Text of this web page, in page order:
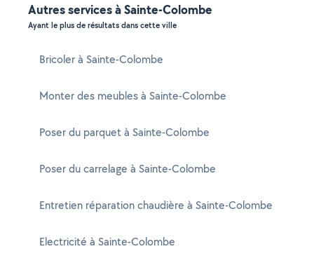
Autres services à Sainte-Colombe
Ayant le plus de résultats dans cette ville
Bricoler à Sainte-Colombe
Monter des meubles à Sainte-Colombe
Poser du parquet à Sainte-Colombe
Poser du carrelage à Sainte-Colombe
Entretien réparation chaudière à Sainte-Colombe
Electricité à Sainte-Colombe